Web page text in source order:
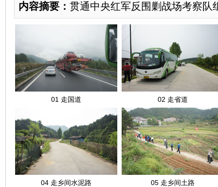
内容摘要： 贯通中央红军反围剿战场考察队
01 走国道 02 走省道
04 走乡间水泥路 05 走乡间土路